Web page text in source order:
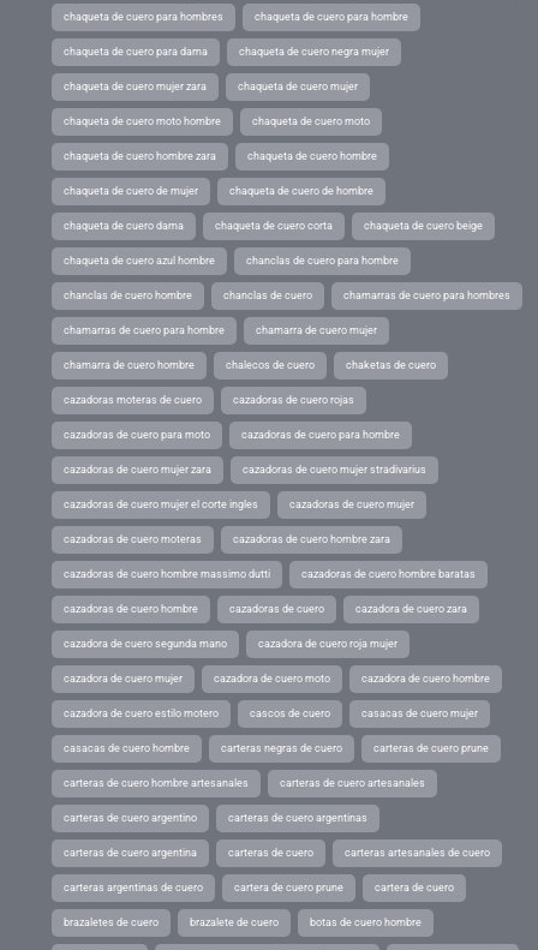
chaqueta de cuero para hombres chaqueta de cuero para hombre
chaqueta de cuero para dama chaqueta de cuero negra mujer
chaqueta de cuero mujer zara chaqueta de cuero mujer
chaqueta de cuero moto hombre chaqueta de cuero moto
chaqueta de cuero hombre zara chaqueta de cuero hombre
chaqueta de cuero de mujer chaqueta de cuero de hombre
chaqueta de cuero dama chaqueta de cuero corta chaqueta de cuero beige
chaqueta de cuero azul hombre chanclas de cuero para hombre
chanclas de cuero hombre chanclas de cuero chamarras de cuero para hombres
chamarras de cuero para hombre chamarra de cuero mujer
chamarra de cuero hombre chalecos de cuero chaketas de cuero
cazadoras moteras de cuero cazadoras de cuero rojas
cazadoras de cuero para moto cazadoras de cuero para hombre
cazadoras de cuero mujer zara cazadoras de cuero mujer stradivarius
cazadoras de cuero mujer el corte ingles cazadoras de cuero mujer
cazadoras de cuero moteras cazadoras de cuero hombre zara
cazadoras de cuero hombre massimo dutti cazadoras de cuero hombre baratas
cazadoras de cuero hombre cazadoras de cuero cazadora de cuero zara
cazadora de cuero segunda mano cazadora de cuero roja mujer
cazadora de cuero mujer cazadora de cuero moto cazadora de cuero hombre
cazadora de cuero estilo motero cascos de cuero casacas de cuero mujer
casacas de cuero hombre carteras negras de cuero carteras de cuero prune
carteras de cuero hombre artesanales carteras de cuero artesanales
carteras de cuero argentino carteras de cuero argentinas
carteras de cuero argentina carteras de cuero carteras artesanales de cuero
carteras argentinas de cuero cartera de cuero prune cartera de cuero
brazaletes de cuero brazalete de cuero botas de cuero hombre